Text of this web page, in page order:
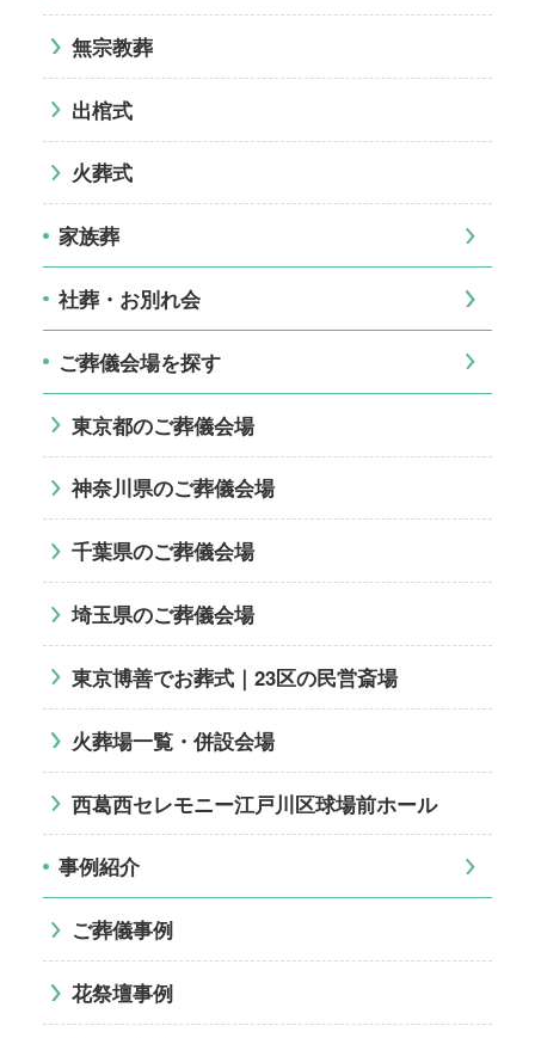
無宗教葬
出棺式
火葬式
家族葬
社葬・お別れ会
ご葬儀会場を探す
東京都のご葬儀会場
神奈川県のご葬儀会場
千葉県のご葬儀会場
埼玉県のご葬儀会場
東京博善でお葬式｜23区の民営斎場
火葬場一覧・併設会場
西葛西セレモニー江戸川区球場前ホール
事例紹介
ご葬儀事例
花祭壇事例